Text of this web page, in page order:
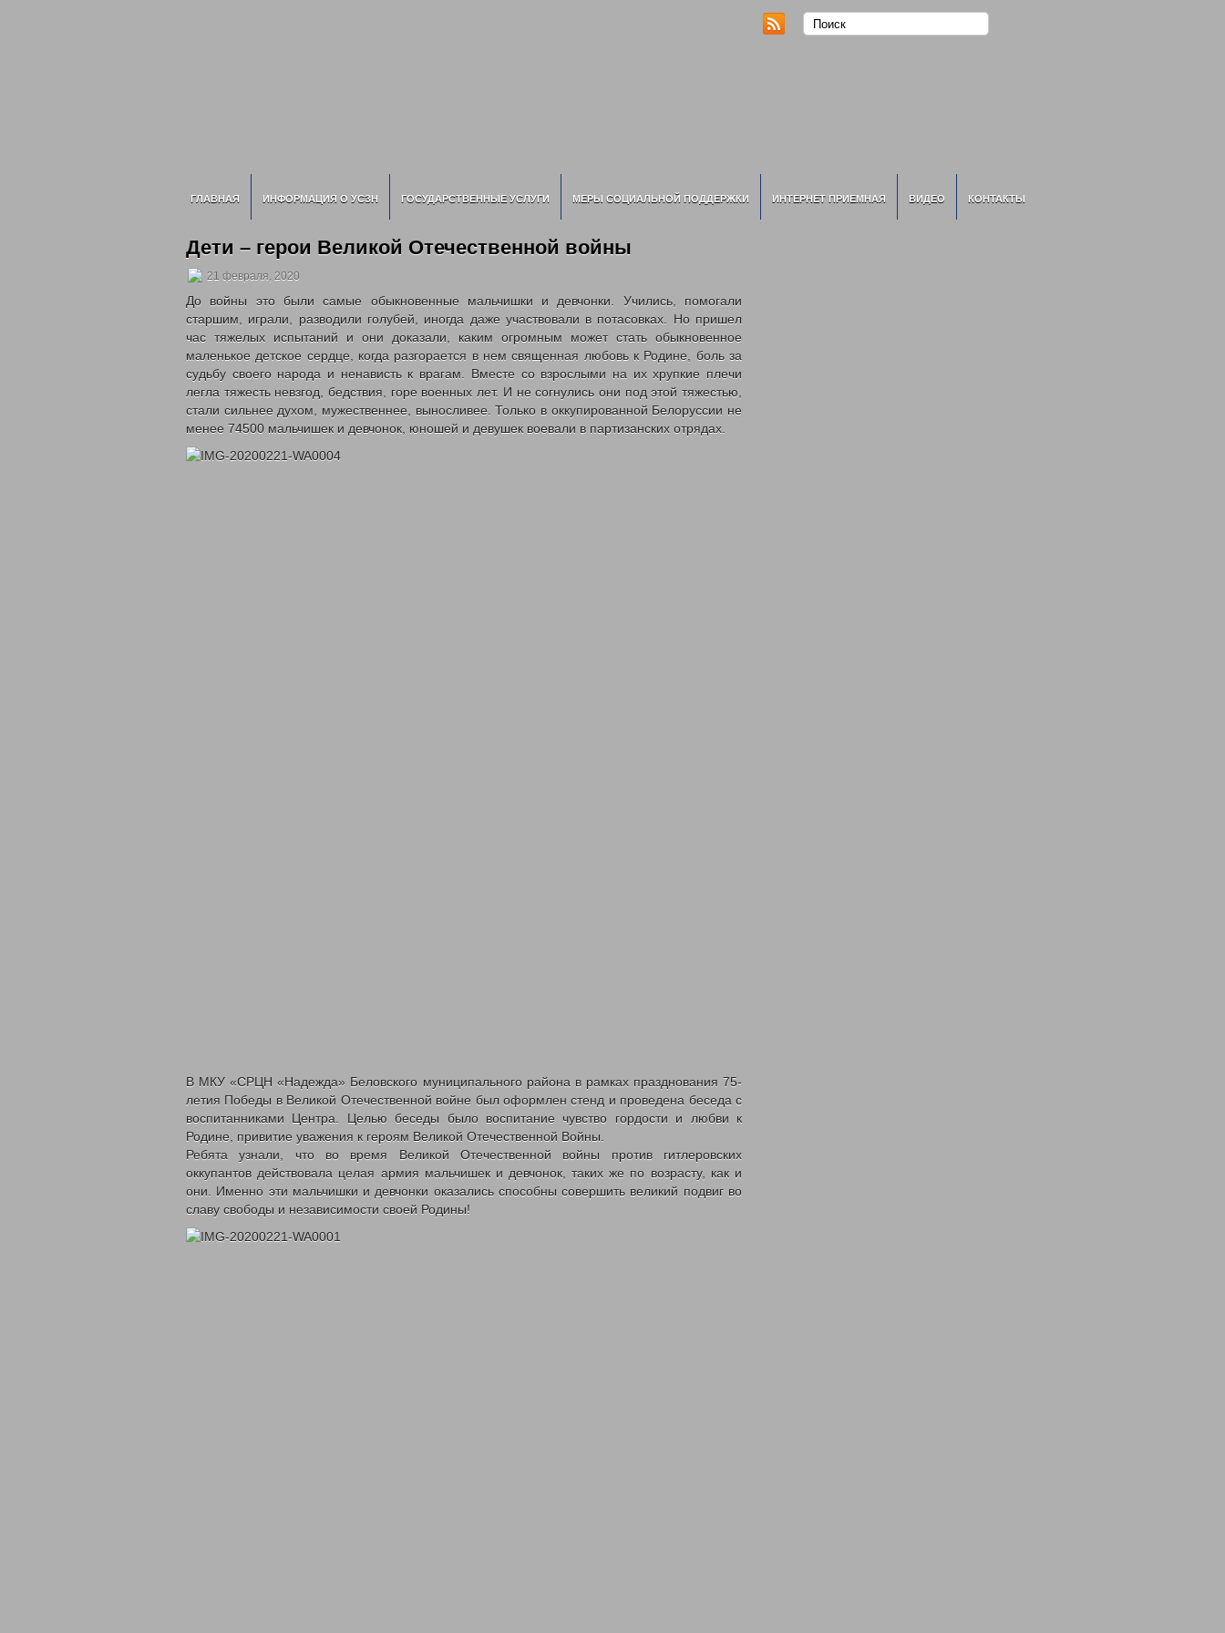
ГЛАВНАЯ ИНФОРМАЦИЯ О УСЗН ГОСУДАРСТВЕННЫЕ УСЛУГИ МЕРЫ СОЦИАЛЬНОЙ ПОДДЕРЖКИ ИНТЕРНЕТ ПРИЕМНАЯ ВИДЕО КОНТАКТЫ
Дети – герои Великой Отечественной войны
21 февраля, 2020
До войны это были самые обыкновенные мальчишки и девчонки. Учились, помогали
старшим, играли, разводили голубей, иногда даже участвовали в потасовках. Но пришел
час тяжелых испытаний и они доказали, каким огромным может стать обыкновенное
маленькое детское сердце, когда разгорается в нем священная любовь к Родине, боль за
судьбу своего народа и ненависть к врагам. Вместе со взрослыми на их хрупкие плечи
легла тяжесть невзгод, бедствия, горе военных лет. И не согнулись они под этой тяжестью,
стали сильнее духом, мужественнее, выносливее. Только в оккупированной Белоруссии не
менее 74500 мальчишек и девчонок, юношей и девушек воевали в партизанских отрядах.
В МКУ «СРЦН «Надежда» Беловского муниципального района в рамках празднования 75-
летия Победы в Великой Отечественной войне был оформлен стенд и проведена беседа с
воспитанниками Центра. Целью беседы было воспитание чувство гордости и любви к
Родине, привитие уважения к героям Великой Отечественной Войны.
Ребята узнали, что во время Великой Отечественной войны против гитлеровских
оккупантов действовала целая армия мальчишек и девчонок, таких же по возрасту, как и
они. Именно эти мальчишки и девчонки оказались способны совершить великий подвиг во
славу свободы и независимости своей Родины!